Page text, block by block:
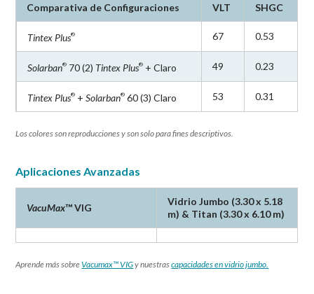
Comparativa de Configuraciones VLT SHGC
Tintex Plus® 67 0.53
Solarban® 70 (2) Tintex Plus® + Claro 49 0.23
Tintex Plus® +Solarban® 60 (3) Claro 53 0.31
Los colores son reproducciones y son solo para fines descriptivos.
Aplicaciones Avanzadas
VacuMax™ VIG
Vidrio Jumbo (3.30 x 5.18
m) & Titan (3.30 x 6.10 m)
Aprende más sobreVacumax™ VIGy nuestrascapacidades en vidrio jumbo.